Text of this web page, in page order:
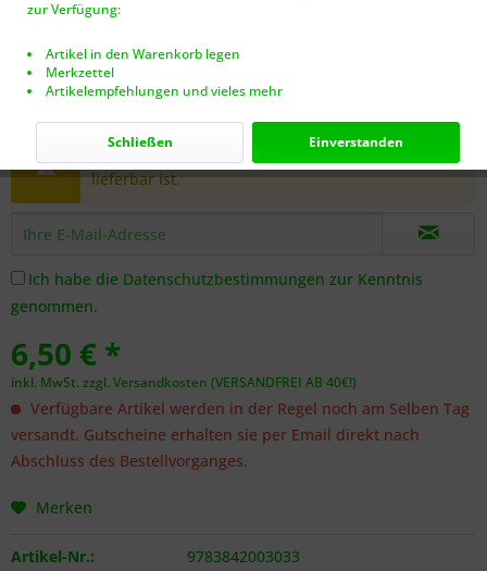
Dieser Artikel steht derzeit nicht zur Verfügung!
Benachrichtigen Sie mich, sobald der Artikel
lieferbar ist.
Ich habe die Datenschutzbestimmungen zur Kenntnis
genommen.
6,50 € *
inkl. MwSt. zzgl. Versandkosten (VERSANDFREI AB 40€!)
Verfügbare Artikel werden in der Regel noch am Selben Tag
versandt. Gutscheine erhalten sie per Email direkt nach
Abschluss des Bestellvorganges.
Merken
Artikel-Nr.:
9783842003033
zur Verfügung:
Artikel in den Warenkorb legen
Merkzettel
Artikelempfehlungen und vieles mehr
Einverstanden
Schließen